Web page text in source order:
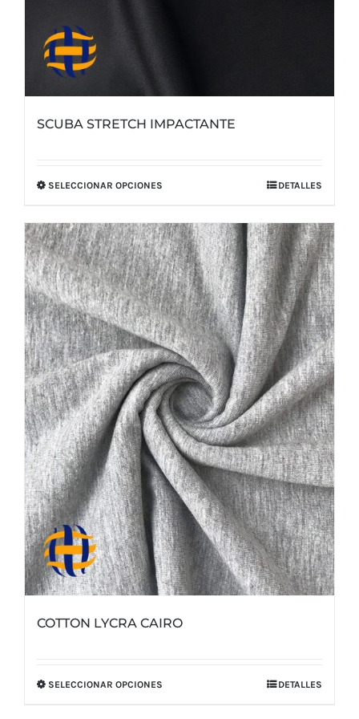
SCUBA STRETCH IMPACTANTE
SELECCIONAR OPCIONES
tiene
múltiples
variantes.
Las
opciones
se
pueden
elegir
en
la
página
de
producto
DETALLES
COTTON LYCRA CAIRO
SELECCIONAR OPCIONES DETALLES